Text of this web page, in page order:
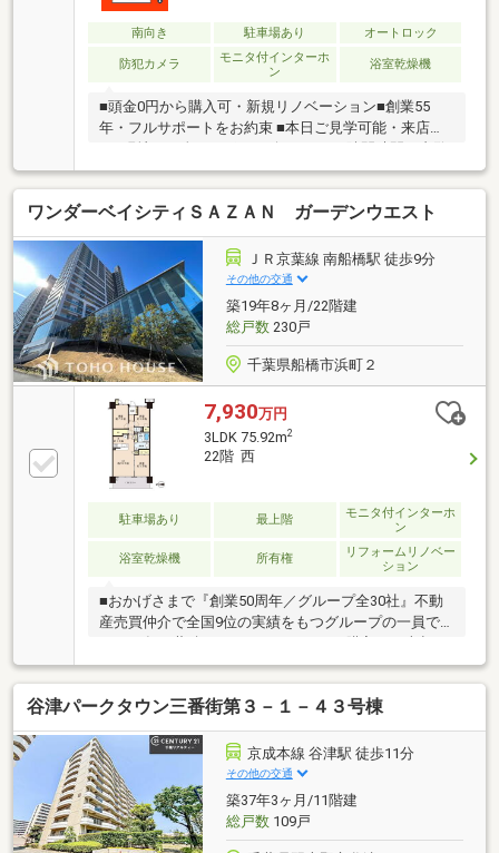
には浴室乾燥機つき、湿気を排しカビ防止に大活躍。
冬季のヒートショック緩和に
南向き 駐車場あり オートロック
防犯カメラ
モニタ付インターホ
ン
浴室乾燥機
■頭金0円から購入可・新規リノベーション■創業55
年・フルサポートをお約束 ■本日ご見学可能・来店不
要■現地にて全てサポート致します■ □隙間時間で内覧
OK□
ワンダーベイシティＳＡＺＡＮ ガーデンウエスト
ＪＲ京葉線 南船橋駅 徒歩9分
その他の交通
築19年8ヶ月/22階建
総戸数230戸
千葉県船橋市浜町２
7,930万円
3LDK 75.92m2
22階 西
駐車場あり 最上階
モニタ付インターホ
ン
浴室乾燥機 所有権
リフォームリノベー
ション
■おかげさまで『創業50周年／グループ全30社』不動
産売買仲介で全国9位の実績をもつグループの一員で
す。50年の蓄積されたノウハウで、ご購入・ご売却・
お買替え全てをサポート致します。■選ばれ続けて
「お客様の声」2000件以上突破！多くの信頼と感謝の
言葉を頂く、実績と信頼の東宝ハウス船橋にお任せく
ださい。■独自のFP相談【未来カレンダー】資金計画
の漠然とした不安を『見える化』して幸せな未来への
スタートを切りましょう。■業界初の無料アフターサ
ポート【TOHO HOUSE CLUB】ご購入後もお客様の
『住まい』と『暮らし』の安心・安全を無料で守りま
す。お気軽にお問合せ下さい！
谷津パークタウン三番街第３－１－４３号棟
京成本線 谷津駅 徒歩11分
その他の交通
築37年3ヶ月/11階建
総戸数109戸